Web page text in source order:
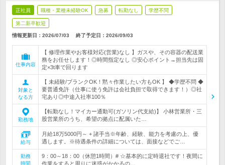
正社員 職種・業種未経験OK 急募 転勤なし 学歴不問
第二新卒歓迎
情報更新日：2026/07/03 終了予定日： 2026/09/03
仕事内容
【 修理作業やお客様対応(営業)なし 】ガスや、その容器の配送業
務をお任せします！◎時間指定なし ◎安心ポイント→担当先は固
定×3t車で回ります
対象と
なる方
【 未経験/ブランクOK！黙々作業したい方もOK 】 ◆学歴不問 ◆
要普通免許（仕事に使う免許は会社負担で取得できます！）◎社
宅あり◎中途入社率100％
勤務地
【転勤なし！マイカー通勤可(ガソリン代支給)】 小林営業所・三
股営業所のうち、希望の拠点に配属いた…
給与
月給18万5000円～ + 諸手当※年齢、経験、能力を考慮の上、優
遇します。※待遇条件の詳細については、面接などでご…
勤務
時間
9：00～18：00（休憩1時間）# ☆基本的に定時退社です！夜間に
作業をすると周りに迷惑がかかるの…